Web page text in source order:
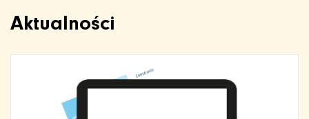
Aktualności